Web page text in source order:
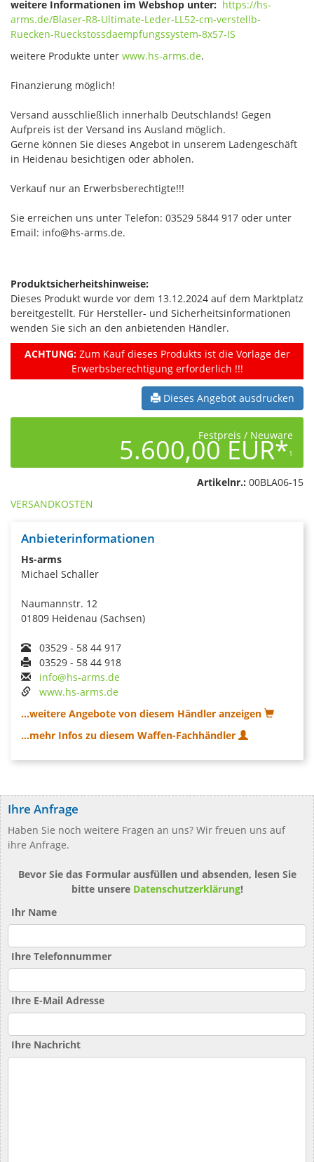
weitere Informationen im Webshop unter: https://hs-
arms.de/Blaser-R8-Ultimate-Leder-LL52-cm-verstellb-
Ruecken-Rueckstossdaempfungssystem-8x57-IS
weitere Produkte unter www.hs-arms.de.
Finanzierung möglich!
Versand ausschließlich innerhalb Deutschlands! Gegen
Aufpreis ist der Versand ins Ausland möglich.
Gerne können Sie dieses Angebot in unserem Ladengeschäft
in Heidenau besichtigen oder abholen.
Verkauf nur an Erwerbsberechtigte!!!
Sie erreichen uns unter Telefon: 03529 5844 917 oder unter
Email: info@hs-arms.de.
Produktsicherheitshinweise:
Dieses Produkt wurde vor dem 13.12.2024 auf dem Marktplatz
bereitgestellt. Für Hersteller- und Sicherheitsinformationen
wenden Sie sich an den anbietenden Händler.
ACHTUNG:Zum Kauf dieses Produkts ist die Vorlage der
Erwerbsberechtigung erforderlich !!!
Dieses Angebot ausdrucken
Festpreis / Neuware
5.600,00 EUR*1
Artikelnr.: 00BLA06-15
VERSANDKOSTEN
Anbieterinformationen
Hs-arms
Michael Schaller
Naumannstr. 12
01809 Heidenau (Sachsen)
03529 - 58 44 917
03529 - 58 44 918
info@hs-arms.de
www.hs-arms.de
...weitere Angebote von diesem Händler anzeigen
...mehr Infos zu diesem Waffen-Fachhändler
Ihre Anfrage
Haben Sie noch weitere Fragen an uns? Wir freuen uns auf
ihre Anfrage.
Bevor Sie das Formular ausfüllen und absenden, lesen Sie
bitte unsere Datenschutzerklärung!
Ihr Name
Ihre Telefonnummer
Ihre E-Mail Adresse
Ihre Nachricht